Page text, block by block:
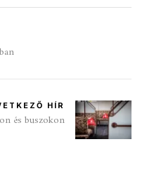
HÍR
és buszokon